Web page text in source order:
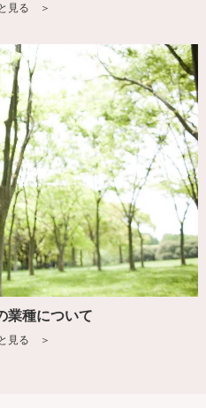
見る ＞
業種について
見る ＞